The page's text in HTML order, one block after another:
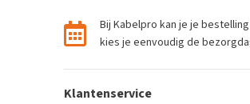
Bij Kabelpro kan je je
kies je eenvoudig de
Klantenservice